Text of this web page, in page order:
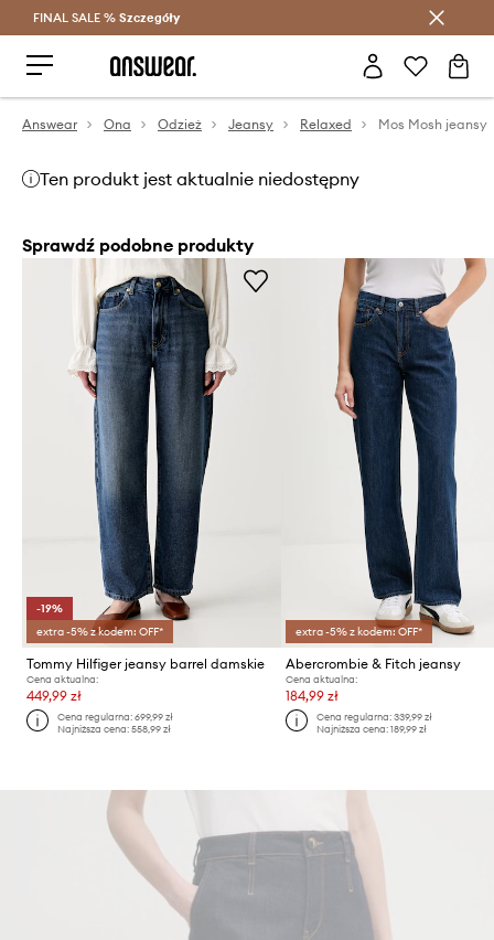
Oszczędzaj z Answear Club >
FINAL SALE % Szczegóły
Answear Ona Odzież Jeansy Relaxed Mos Mosh jeansy
Ten produkt jest aktualnie niedostępny
Sprawdź podobne produkty
-19%
extra -5% z kodem: OFF*
Tommy Hilfiger jeansy barrel damskie
Cena aktualna:
449,99 zł
Cena regularna:699,99 zł
Najniższa cena:558,99 zł
extra -5% z kodem: OFF*
Abercrombie & Fitch jeansy
Cena aktualna:
184,99 zł
Cena regularna: 339,99 zł
Najniższa cena: 189,99 zł